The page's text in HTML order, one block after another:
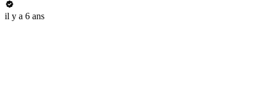
il y a 6 ans